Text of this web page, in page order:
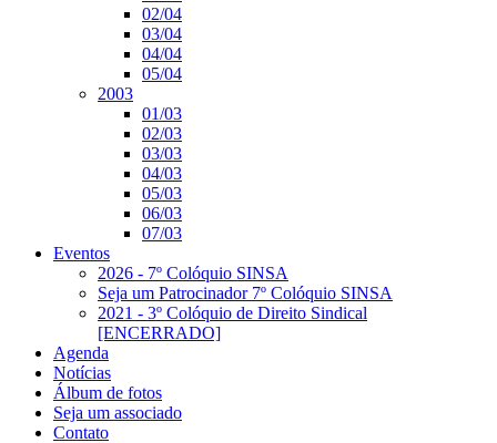
02/04
03/04
04/04
05/04
2003
01/03
02/03
03/03
04/03
05/03
06/03
07/03
Eventos
2026 - 7º Colóquio SINSA
Seja um Patrocinador 7º Colóquio SINSA
2021 - 3º Colóquio de Direito Sindical
[ENCERRADO]
Agenda
Notícias
Álbum de fotos
Seja um associado
Contato